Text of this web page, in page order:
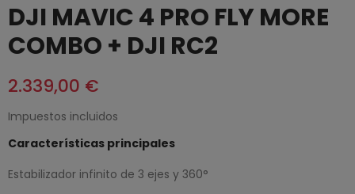
DJI MAVIC 4 PRO FLY MORE
COMBO + DJI RC2
2.339,00 €
Impuestos incluidos
Características principales
Estabilizador infinito de 3 ejes y 360°